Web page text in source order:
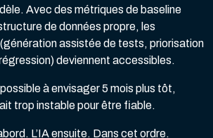
Avec des métriques de baseline
de données propre, les
assistée de tests, priorisation
deviennent accessibles.
à envisager 5 mois plus tôt,
trop instable pour être fiable.
L’IA ensuite. Dans cet ordre.